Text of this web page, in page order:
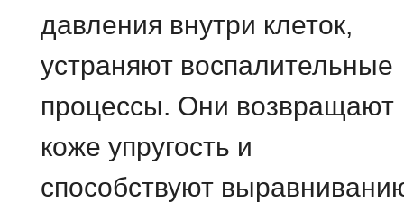
давления внутри клеток,
устраняют воспалительные
процессы. Они возвращают
коже упругость и
способствуют